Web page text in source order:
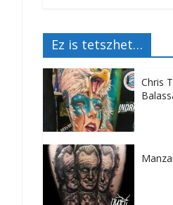
Ez is tetszhet…
Chris